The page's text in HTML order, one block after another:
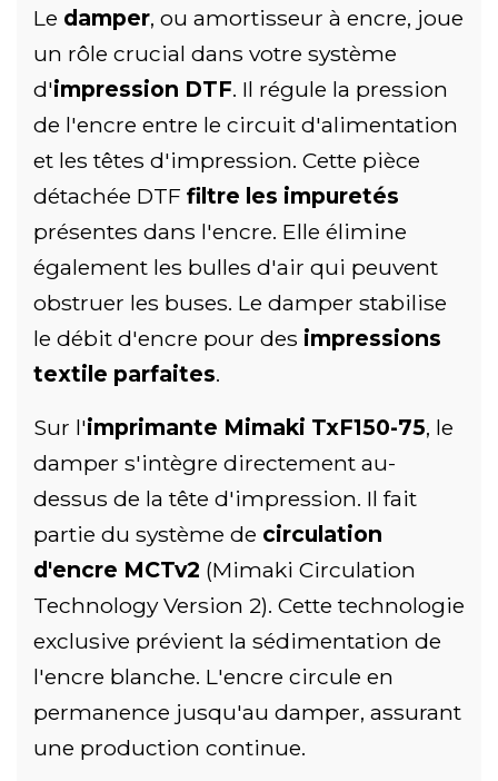
Le damper, ou amortisseur à encre, joue
un rôle crucial dans votre système
d'impression DTF. Il régule la pression
de l'encre entre le circuit d'alimentation
et les têtes d'impression. Cette pièce
détachée DTF filtre les impuretés
présentes dans l'encre. Elle élimine
également les bulles d'air qui peuvent
obstruer les buses. Le damper stabilise
le débit d'encre pour des impressions
textile parfaites.
Sur l'imprimante Mimaki TxF150-75, le
damper s'intègre directement au-
dessus de la tête d'impression. Il fait
partie du système de circulation
d'encre MCTv2 (Mimaki Circulation
Technology Version 2). Cette technologie
exclusive prévient la sédimentation de
l'encre blanche. L'encre circule en
permanence jusqu'au damper, assurant
une production continue.